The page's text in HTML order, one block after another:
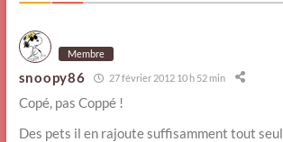
Membre
snoopy86 27 février 2012 10 h 52 min
Copé, pas Coppé !
Des pets il en rajoute suffisamment tout seul